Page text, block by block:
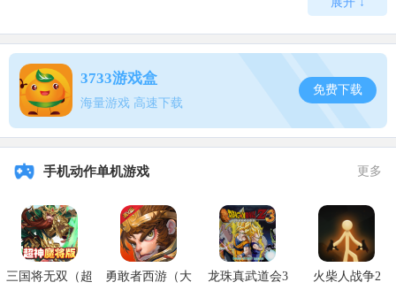
1-999-759-3483 (SKY-DIVE)
Moon Gravity
1-999-356-2837 (FLOATER)
Slow Motion (enter 3 times for more effect)
1-999-756-966 (SLOW-MO)
3733游戏盒
海量游戏 高速下载
免费下载
手机动作单机游戏 更多
三国将无双（超
勇敢者西游（大
龙珠真武道会3 火柴人战争2